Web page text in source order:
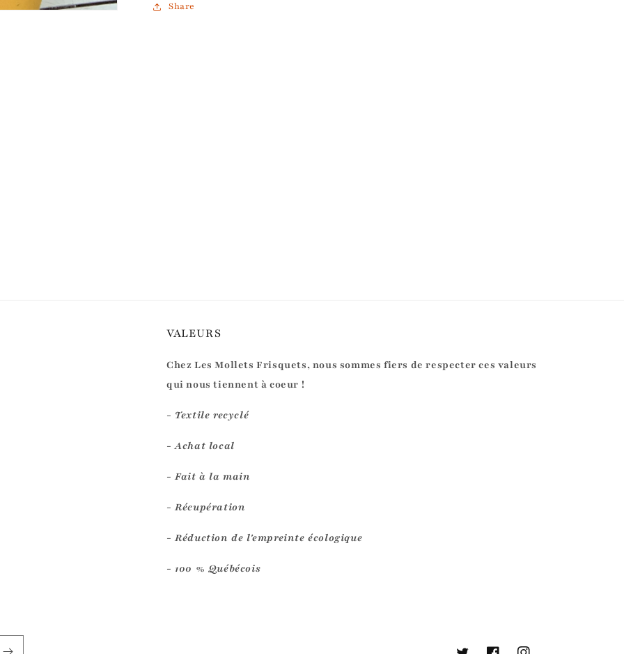
Share
VALEURS
Chez Les Mollets Frisquets, nous sommes fiers de respecter ces valeurs
qui nous tiennent à coeur !
- Textile recyclé
- Achat local
- Fait à la main
- Récupération
- Réduction de l'empreinte écologique
- 100 % Québécois